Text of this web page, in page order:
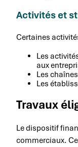
Activités et
Certaines
Les
aux
Les
Les
Travaux
Le dispositif
commerciaux.